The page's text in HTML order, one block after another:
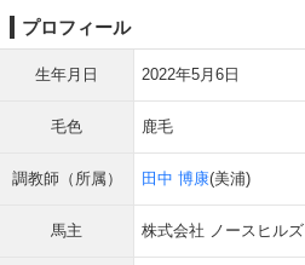
プロフィール
生年月日 2022年5月6日
毛色 鹿毛
調教師（所属） 田中 博康(美浦)
馬主 株式会社 ノースヒルズ